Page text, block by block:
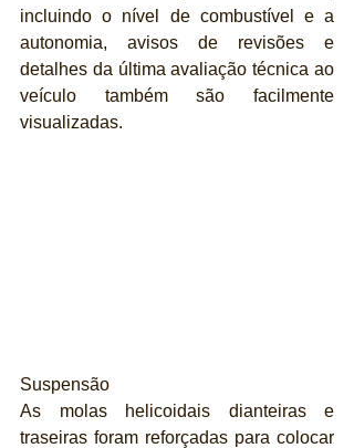
incluindo o nível de combustível e a
autonomia, avisos de revisões e
detalhes da última avaliação técnica ao
veículo também são facilmente
visualizadas.
Suspensão
As molas helicoidais dianteiras e
traseiras foram reforçadas para colocar